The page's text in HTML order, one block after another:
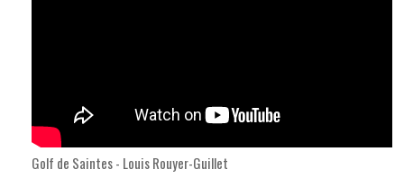
Golf de Saintes - Louis Rouyer-Guillet